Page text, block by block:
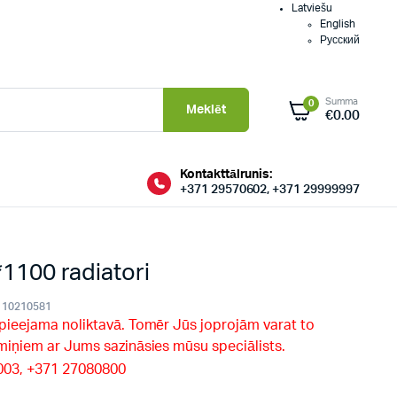
Latviešu
English
Русский
Meklēt 0 Summa
€0.00
Kontakttālrunis:
+371 29570602, +371 29999997
radiatori
10210581
noliktavā. Tomēr Jūs joprojām varat to
ar Jums sazināsies mūsu speciālists.
+371 27080800